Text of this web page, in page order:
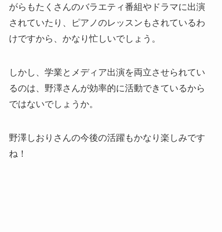
がらもたくさんのバラエティ番組やドラマに出演
されていたり、ピアノのレッスンもされているわ
けですから、かなり忙しいでしょう。
しかし、学業とメディア出演を両立させられてい
るのは、野澤さんが効率的に活動できているから
ではないでしょうか。
野澤しおりさんの今後の活躍もかなり楽しみです
ね！